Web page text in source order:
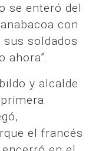
se enteró del
con
soldados
ahora”.
y alcalde
el francés